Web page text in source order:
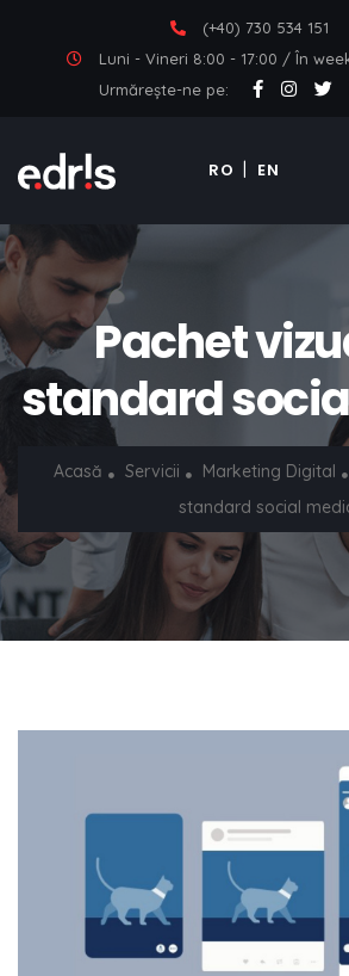
(+40) 730 534 151
Luni - Vineri 8:00 - 17:00 / În
Urmărește-ne pe:
RO EN
Pachet
standard
Acasă Servicii Marketing Digital
standard social